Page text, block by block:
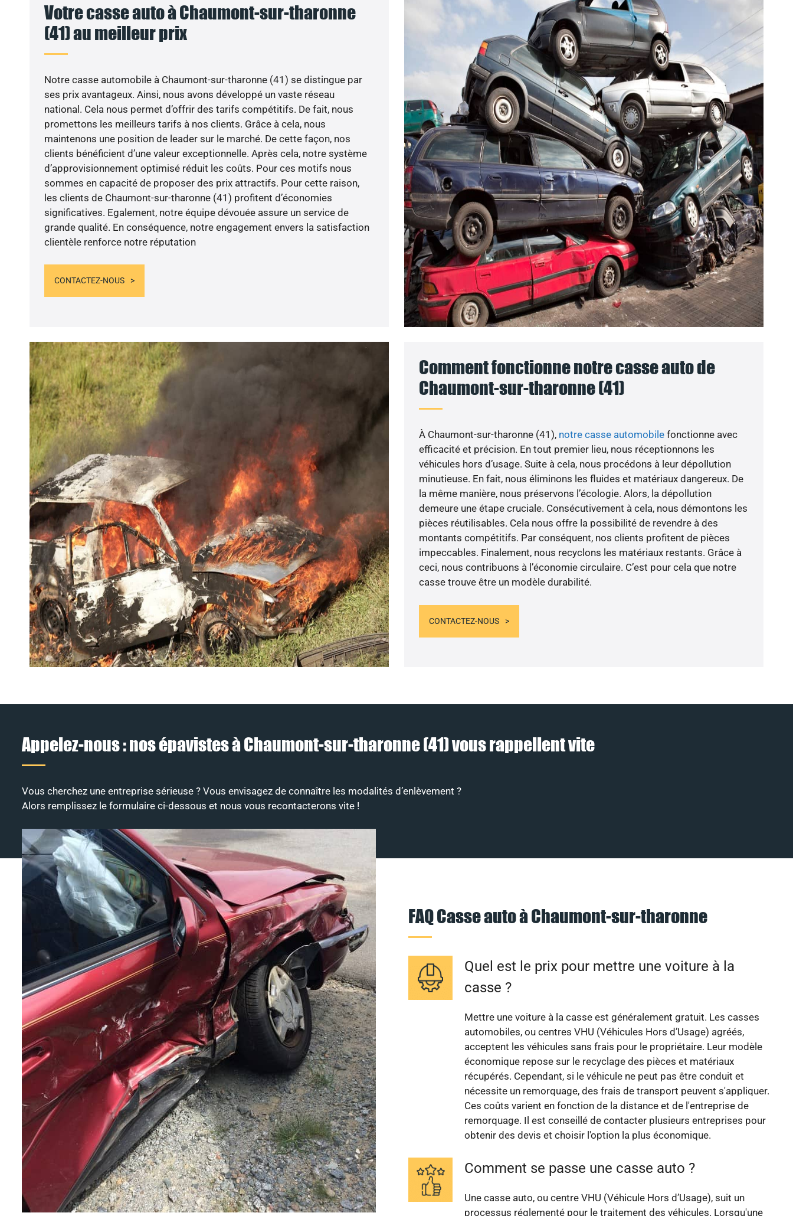
Votre casse auto à Chaumont-sur-tharonne
(41) au meilleur prix
Notre casse automobile à Chaumont-sur-tharonne (41) se distingue par
ses prix avantageux. Ainsi, nous avons développé un vaste réseau
national. Cela nous permet d’offrir des tarifs compétitifs. De fait, nous
promettons les meilleurs tarifs à nos clients. Grâce à cela, nous
maintenons une position de leader sur le marché. De cette façon, nos
clients bénéficient d’une valeur exceptionnelle. Après cela, notre système
d’approvisionnement optimisé réduit les coûts. Pour ces motifs nous
sommes en capacité de proposer des prix attractifs. Pour cette raison,
les clients de Chaumont-sur-tharonne (41) profitent d’économies
significatives. Egalement, notre équipe dévouée assure un service de
grande qualité. En conséquence, notre engagement envers la satisfaction
clientèle renforce notre réputation
CONTACTEZ-NOUS
Comment fonctionne notre casse auto de
Chaumont-sur-tharonne (41)
À Chaumont-sur-tharonne (41), notre casse automobile fonctionne avec
efficacité et précision. En tout premier lieu, nous réceptionnons les
véhicules hors d’usage. Suite à cela, nous procédons à leur dépollution
minutieuse. En fait, nous éliminons les fluides et matériaux dangereux. De
la même manière, nous préservons l’écologie. Alors, la dépollution
demeure une étape cruciale. Consécutivement à cela, nous démontons les
pièces réutilisables. Cela nous offre la possibilité de revendre à des
montants compétitifs. Par conséquent, nos clients profitent de pièces
impeccables. Finalement, nous recyclons les matériaux restants. Grâce à
ceci, nous contribuons à l’économie circulaire. C’est pour cela que notre
casse trouve être un modèle durabilité.
CONTACTEZ-NOUS
Appelez-nous : nos épavistes à Chaumont-sur-tharonne (41) vous rappellent vite
Vous cherchez une entreprise sérieuse ? Vous envisagez de connaître les modalités d’enlèvement ?
Alors remplissez le formulaire ci-dessous et nous vous recontacterons vite !
FAQ Casse auto à Chaumont-sur-tharonne
Quel est le prix pour mettre une voiture à la
casse ?
Mettre une voiture à la casse est généralement gratuit. Les casses
automobiles, ou centres VHU (Véhicules Hors d’Usage) agréés,
acceptent les véhicules sans frais pour le propriétaire. Leur modèle
économique repose sur le recyclage des pièces et matériaux
récupérés. Cependant, si le véhicule ne peut pas être conduit et
nécessite un remorquage, des frais de transport peuvent s'appliquer.
Ces coûts varient en fonction de la distance et de l'entreprise de
remorquage. Il est conseillé de contacter plusieurs entreprises pour
obtenir des devis et choisir l'option la plus économique.
Comment se passe une casse auto ?
Une casse auto, ou centre VHU (Véhicule Hors d’Usage), suit un
processus réglementé pour le traitement des véhicules. Lorsqu'une